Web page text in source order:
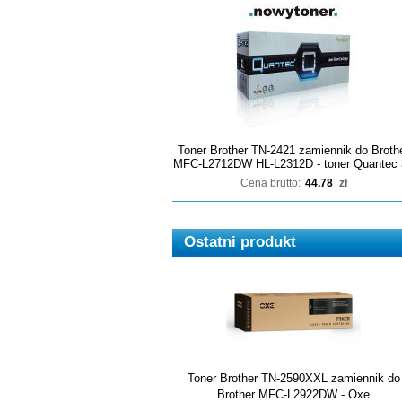
Toner Brother TN-2421 zamiennik do
MFC-L2712DW HL-L2312D - toner Quantec
Cena brutto: 44.78 zł
Ostatni produkt
Toner Brother TN-2590XXL zamiennik do
Brother MFC-L2922DW - Oxe